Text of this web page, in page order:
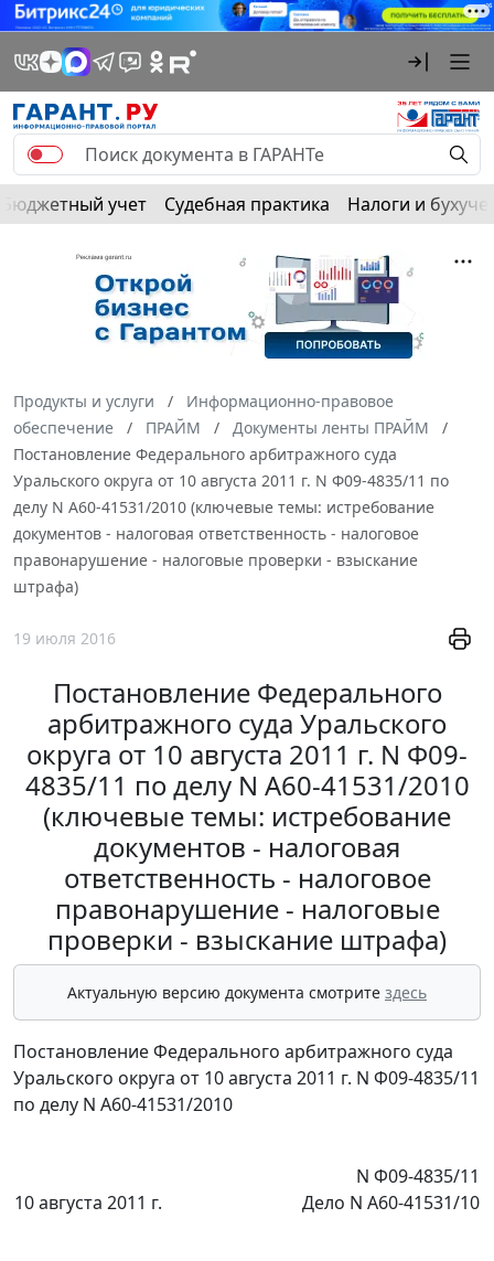
Бюджетный учет Судебная практика Налоги и
Продукты и услуги
Информационно-правовое
обеспечение
ПРАЙМ
Документы ленты ПРАЙМ
Постановление Федерального арбитражного суда
Уральского округа от 10 августа 2011 г. N Ф09-4835/11 по
делу N А60-41531/2010 (ключевые темы: истребование
документов - налоговая ответственность - налоговое
правонарушение - налоговые проверки - взыскание
штрафа)
19 июля 2016
Постановление Федерального
арбитражного суда Уральского
округа от 10 августа 2011 г. N Ф09-
4835/11 по делу N А60-41531/2010
(ключевые темы: истребование
документов - налоговая
ответственность - налоговое
правонарушение - налоговые
проверки - взыскание штрафа)
Актуальную версию документа смотрите здесь
Постановление Федерального арбитражного суда
Уральского округа от 10 августа 2011 г. N Ф09-4835/11
по делу N А60-41531/2010
10 августа 2011 г.
N Ф09-4835/11
Дело N А60-41531/10